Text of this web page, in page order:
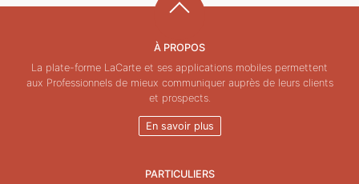
À PROPOS
La plate-forme LaCarte et ses applications mobiles permettent
aux Professionnels de mieux communiquer auprès de leurs clients
et prospects.
En savoir plus
PARTICULIERS